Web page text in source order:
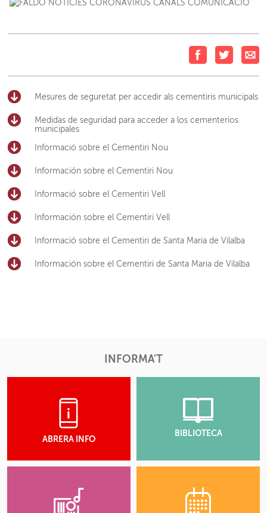
Mesures de seguretat per accedir als cementiris municipals
Medidas de seguridad para acceder a los cementerios
municipales
Informació sobre el Cementiri Nou
Información sobre el Cementiri Nou
Informació sobre el Cementiri Vell
Información sobre el Cementiri Vell
Informació sobre el Cementiri de Santa Maria de Vilalba
Información sobre el Cementiri de Santa Maria de Vilalba
INFORMA'T
ABRERA INFO
BIBLIOTECA